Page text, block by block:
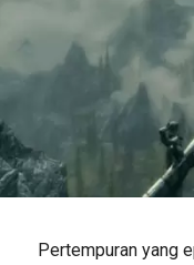
Pertempuran yang